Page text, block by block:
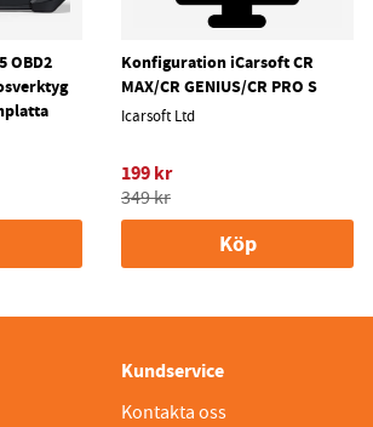
OBD2
Konfiguration iCarsoft CR
MAX/CR GENIUS/CR PRO S
Icarsoft Ltd
199 kr
349 kr
Köp
Kundservice
Kontakta oss